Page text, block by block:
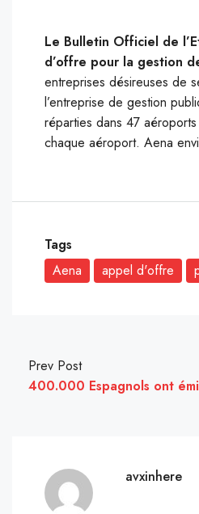
Le Bulletin Officiel de
d’offre pour la gestion
entreprises désireuses de
l’entreprise de gestion
réparties dans 47
chaque aéroport. Aena
Tags
Aena
appel d'offre
Prev Post
400.000 Espagnols ont
avxinhere